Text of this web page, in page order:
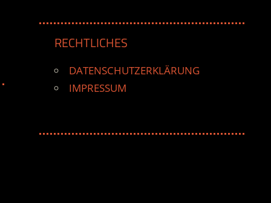
RECHTLICHES
DATENSCHUTZERKLÄRUNG
IMPRESSUM